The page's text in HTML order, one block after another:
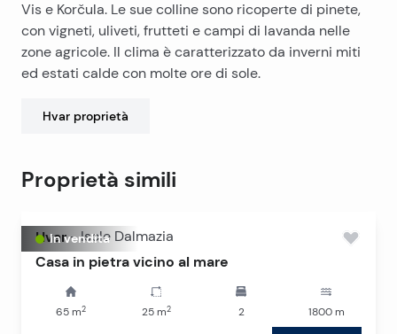
Vis e Korčula. Le sue colline sono ricoperte di pinete,
con vigneti, uliveti, frutteti e campi di lavanda nelle
zone agricole. Il clima è caratterizzato da inverni miti
ed estati calde con molte ore di sole.
Hvar proprietà
Proprietà simili
In vendita
Hvar - Isole Dalmazia
Casa in pietra vicino al mare
65 m2 25m2 2 1800m